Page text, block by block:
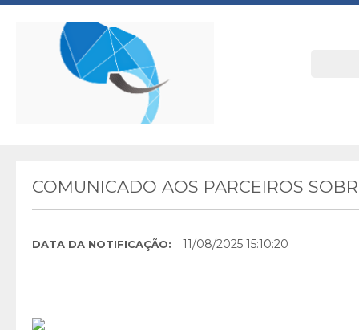
COMUNICADO AOS PARCEIROS
DATA DA NOTIFICAÇÃO: 11/08/2025 15:10:20